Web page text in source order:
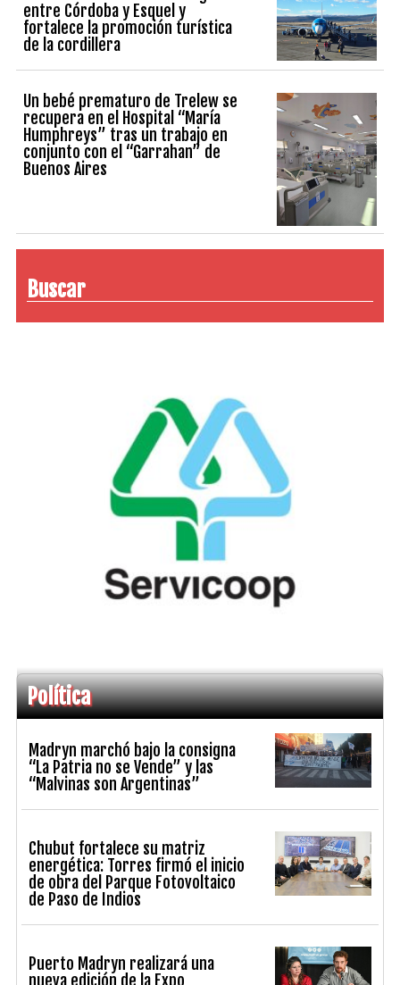
entre Córdoba y Esquel y
fortalece la promoción turística
de la cordillera
Un bebé prematuro de Trelew se
recupera en el Hospital “María
Humphreys” tras un trabajo en
conjunto con el “Garrahan” de
Buenos Aires
Buscar
Política
Madryn marchó bajo la consigna
“La Patria no se Vende” y las
“Malvinas son Argentinas”
Chubut fortalece su matriz
energética: Torres firmó el inicio
de obra del Parque Fotovoltaico
de Paso de Indios
Puerto Madryn realizará una
nueva edición de la Expo